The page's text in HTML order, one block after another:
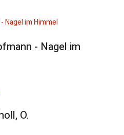
- Nagel im
O.